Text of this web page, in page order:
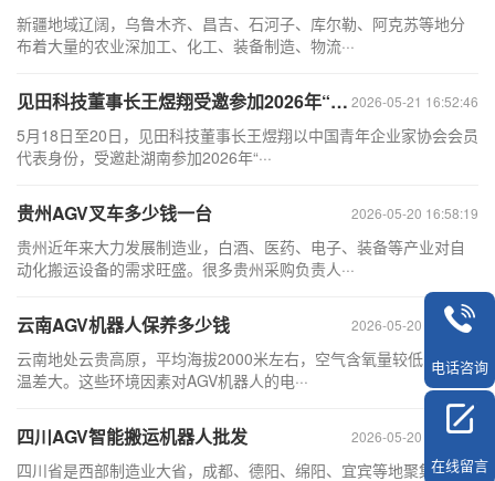
新疆地域辽阔，乌鲁木齐、昌吉、石河子、库尔勒、阿克苏等地分
布着大量的农业深加工、化工、装备制造、物流···
2026-05-21 16:52:46
见田科技董事长王煜翔受邀参加2026年“创青春”中国青年创新创业周系列活动
5月18日至20日，见田科技董事长王煜翔以中国青年企业家协会会员
代表身份，受邀赴湖南参加2026年“···
2026-05-20 16:58:19
贵州AGV叉车多少钱一台
贵州近年来大力发展制造业，白酒、医药、电子、装备等产业对自
动化搬运设备的需求旺盛。很多贵州采购负责人···
2026-05-20 16:58:06
云南AGV机器人保养多少钱
云南地处云贵高原，平均海拔2000米左右，空气含氧量较低，昼夜
温差大。这些环境因素对AGV机器人的电···
2026-05-20 16:57:53
四川AGV智能搬运机器人批发
四川省是西部制造业大省，成都、德阳、绵阳、宜宾等地聚集了大
电话咨询
在线留言